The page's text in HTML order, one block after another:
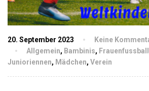
20. September 2023 Keine
Allgemein, Bambinis, Frauenfussball
Junioriennen, Mädchen, Verein